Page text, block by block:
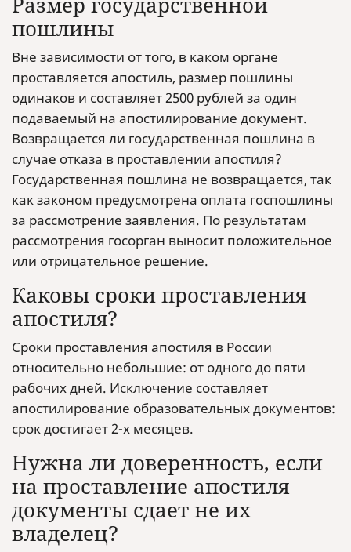
пошлины
Вне зависимости от того, в каком органе
проставляется апостиль, размер пошлины
одинаков и составляет 2500 рублей за один
подаваемый на апостилирование документ.
Возвращается ли государственная пошлина в
случае отказа в проставлении апостиля?
Государственная пошлина не возвращается, так
как законом предусмотрена оплата госпошлины
за рассмотрение заявления. По результатам
рассмотрения госорган выносит положительное
или отрицательное решение.
Каковы сроки проставления
апостиля?
Сроки проставления апостиля в России
относительно небольшие: от одного до пяти
рабочих дней. Исключение составляет
апостилирование образовательных документов:
срок достигает 2-х месяцев.
Нужна ли доверенность, если
на проставление апостиля
документы сдает не их
владелец?